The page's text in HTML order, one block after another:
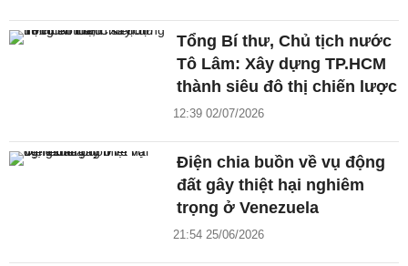
Tổng Bí thư, Chủ tịch nước
Tô Lâm: Xây dựng TP.HCM
thành siêu đô thị chiến lược
12:39 02/07/2026
Điện chia buồn về vụ động
đất gây thiệt hại nghiêm
trọng ở Venezuela
21:54 25/06/2026